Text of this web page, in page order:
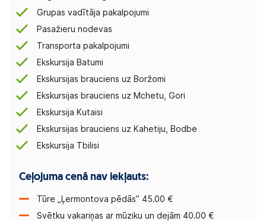
Grupas vadītāja pakalpojumi
Pasažieru nodevas
Transporta pakalpojumi
Ekskursija Batumi
Ekskursijas brauciens uz Boržomi
Ekskursijas brauciens uz Mchetu, Gori
Ekskursija Kutaisi
Ekskursijas brauciens uz Kahetiju, Bodbe
Ekskursija Tbilisi
Ceļojuma cenā nav iekļauts:
Tūre „Ļermontova pēdās” 45.00 €
Svētku vakariņas ar mūziku un dejām 40.00 €